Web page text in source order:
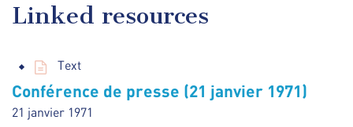
Linked resources
Text
Conférence de presse (21 janvier 1971)
21 janvier 1971